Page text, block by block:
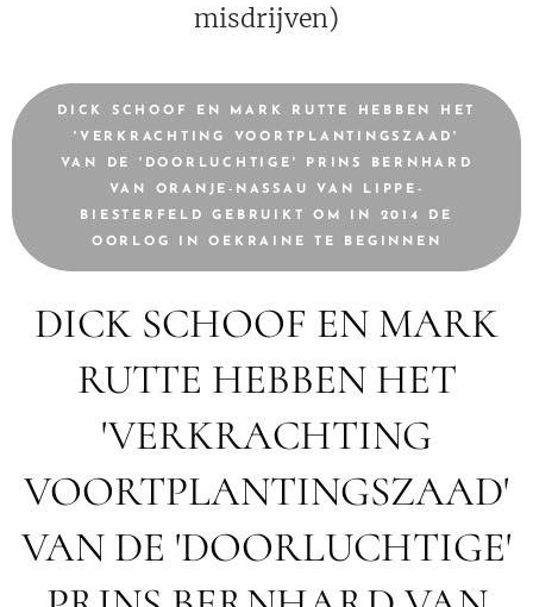
misdrijven)
DICK SCHOOF EN MARK RUTTE HEBBEN HET
'VERKRACHTING VOORTPLANTINGSZAAD'
VAN DE 'DOORLUCHTIGE' PRINS BERNHARD
VAN ORANJE-NASSAU VAN LIPPE-
BIESTERFELD GEBRUIKT OM IN 2014 DE
OORLOG IN OEKRAINE TE BEGINNEN
DICK SCHOOF EN MARK
RUTTE HEBBEN HET
'VERKRACHTING
VOORTPLANTINGSZAAD'
VAN DE 'DOORLUCHTIGE'